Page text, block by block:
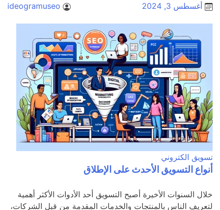
أغسطس 3, 2024
ideogramuseo
تسويق الكتروني
أنواع التسويق الأحدث على الإطلاق
خلال السنوات الأخيرة أصبح التسويق أحد الأدوات الأكثر أهمية
لتعريف الناس بالمنتجات والخدمات المقدمة من قبل الشركات،